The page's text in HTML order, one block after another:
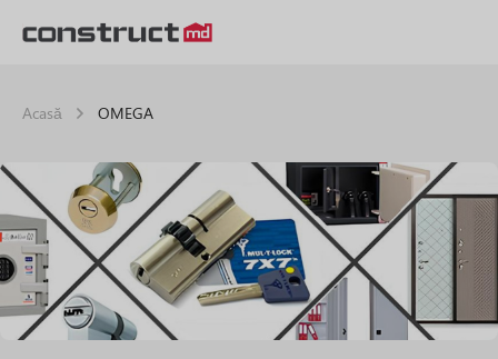
Acasă OMEGA